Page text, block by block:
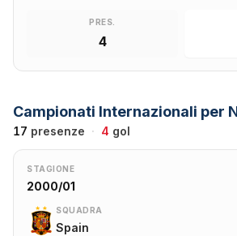
PRES.
4
Campionati Internazionali per
17 presenze · 4 gol
STAGIONE
2000/01
SQUADRA
Spain